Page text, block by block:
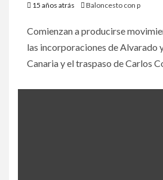
15 años atrás Baloncesto con p
Comienzan a producirse
las incorporaciones de Alvarado
Canaria y el traspaso de Carlos